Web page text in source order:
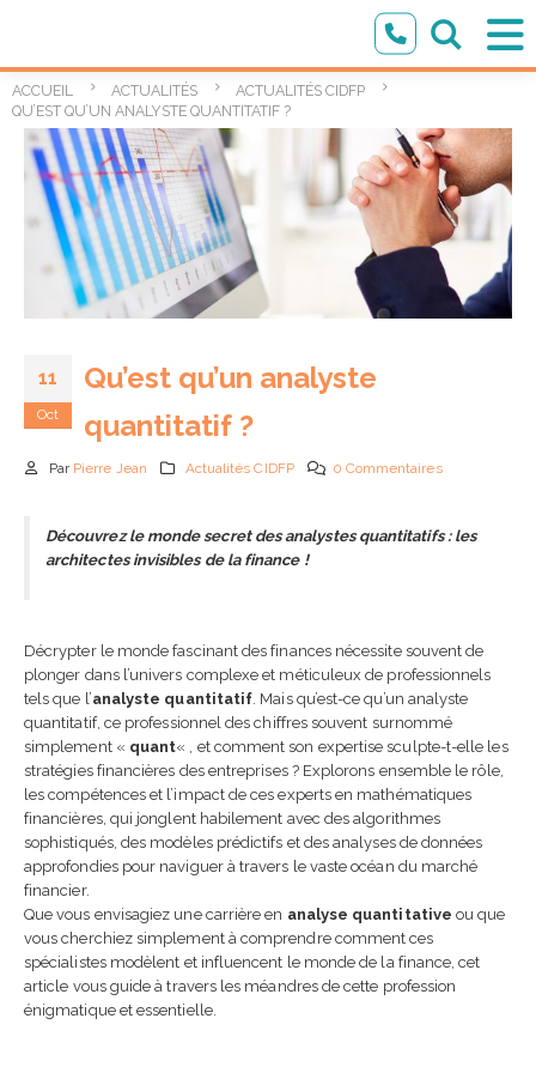
ACCUEIL ACTUALITÉS
ACTUALITÉS CIDFP
QU’EST QU’UN ANALYSTE QUANTITATIF ?
11
Oct
Qu’est qu’un analyste
quantitatif ?
Par Pierre Jean Actualités CIDFP 0 Commentaires
Découvrez le monde secret des analystes quantitatifs : les
architectes invisibles de la finance !
Décrypter le monde fascinant des finances nécessite souvent de
plonger dans l’univers complexe et méticuleux de professionnels
tels que l’analyste quantitatif . Mais qu’est-ce qu’un analyste
quantitatif, ce professionnel des chiffres souvent surnommé
simplement « quant« , et comment son expertise sculpte-t-elle les
stratégies financières des entreprises ? Explorons ensemble le rôle,
les compétences et l’impact de ces experts en mathématiques
financières, qui jonglent habilement avec des algorithmes
sophistiqués, des modèles prédictifs et des analyses de données
approfondies pour naviguer à travers le vaste océan du marché
financier.
Que vous envisagiez une carrière en analyse quantitative ou que
vous cherchiez simplement à comprendre comment ces
spécialistes modèlent et influencent le monde de la finance, cet
article vous guide à travers les méandres de cette profession
énigmatique et essentielle.
2026 : obligations,
fonctionnement et
pour les entreprises
24 juin 2026
formation des équipes :
pourquoi former ses
collaborateurs est devenu
indispensable
24 juin 2026